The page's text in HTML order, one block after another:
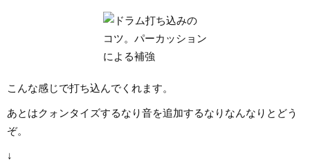
こんな感じで打ち込んでくれます。
あとはクォンタイズするなり音を追加するなりなんなりとどう
ぞ。
↓